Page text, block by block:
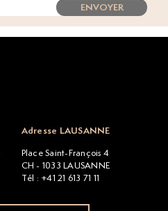
ENVOYER
Adresse LAUSANNE
Place Saint-François 4
CH - 1033 LAUSANNE
Tél : +41 21 613 71 11